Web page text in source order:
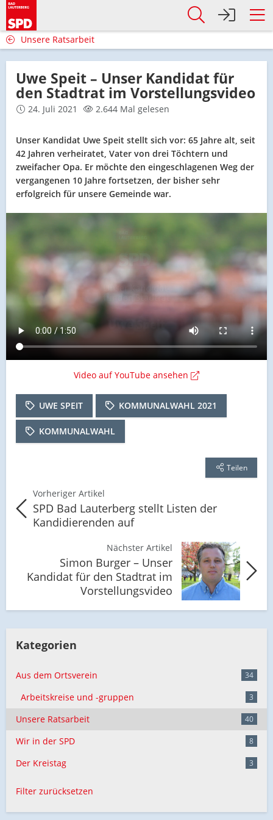
Unsere Ratsarbeit
Uwe Speit – Unser Kandidat für
den Stadtrat im Vorstellungsvideo
24. Juli 2021 2.644 Mal gelesen
Unser Kandidat Uwe Speit stellt sich vor: 65 Jahre alt, seit
42 Jahren verheiratet, Vater von drei Töchtern und
zweifacher Opa. Er möchte den eingeschlagenen Weg der
vergangenen 10 Jahre fortsetzen, der bisher sehr
erfolgreich für unsere Gemeinde war.
Video auf YouTube ansehen
UWE SPEIT KOMMUNALWAHL 2021
KOMMUNALWAHL
Teilen
Vorheriger Artikel
SPD Bad Lauterberg stellt Listen der
Kandidierenden auf
Nächster Artikel
Simon Burger – Unser
Kandidat für den Stadtrat im
Vorstellungsvideo
Kategorien
Aus dem Ortsverein 34
Arbeitskreise und -gruppen 3
Unsere Ratsarbeit 40
Wir in der SPD 8
Der Kreistag 3
Filter zurücksetzen